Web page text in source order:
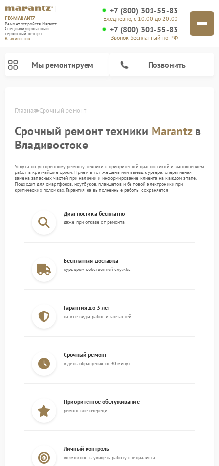
FIX-MARANTZ
Ремонт устройств Marantz
Специализированный
cервисный центр г.
Владивосток
+7 (800) 301-55-83
Ежедневно, с 10:00 до 20:00
+7 (800) 301-55-83
Звонок бесплатный по РФ
Мы ремонтируем Позвонить
Главная Срочный ремонт
Срочный ремонт техники Marantzв
Владивостоке
Услуга по ускоренному ремонту техники с приоритетной диагностикой и выполнением
работ в кратчайшие сроки. Приём в тот же день или выезд курьера, оперативная
замена запасных частей при наличии и информирование клиента на каждом этапе.
Подходит для смартфонов, ноутбуков, планшетов и бытовой электроники при
критических поломках. Гарантия на выполненные работы сохраняется
Диагностика бесплатно
даже при отказе от ремонта
Бесплатная доставка
курьером собственной службы
Гарантия до 3 лет
на все виды работ и запчастей
Срочный ремонт
в день обращения от 30 минут
Приоритетное обслуживание
ремонт вне очереди
Личный контроль
возможность увидеть работу специалиста